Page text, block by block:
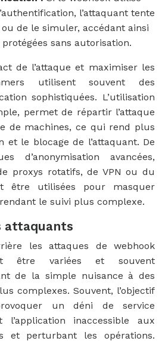
l’attaquant tente
de le simuler, accédant ainsi
sans autorisation.
de l’attaque et maximiser les
utilisent souvent des
sophistiquées. L’utilisation
permet de répartir l’attaque
de machines, ce qui rend plus
et le blocage de l’attaquant. De
d’anonymisation avancées,
proxys rotatifs, de VPN ou du
être utilisées pour masquer
rendant le suivi plus complexe.
attaquants
les attaques de webhook
être variées et souvent
de la simple nuisance à des
complexes. Souvent, l’objectif
un déni de service
l’application inaccessible aux
et perturbant les opérations.